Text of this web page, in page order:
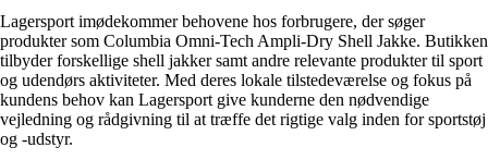
Lagersport imødekommer behovene hos forbrugere, der søger
produkter som Columbia Omni-Tech Ampli-Dry Shell Jakke. Butikken
tilbyder forskellige shell jakker samt andre relevante produkter til sport
og udendørs aktiviteter. Med deres lokale tilstedeværelse og fokus på
kundens behov kan Lagersport give kunderne den nødvendige
vejledning og rådgivning til at træffe det rigtige valg inden for sportstøj
og -udstyr.